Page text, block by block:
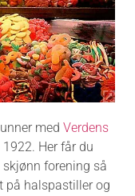
med Verdens
Her får du
forening så
på halspastiller og